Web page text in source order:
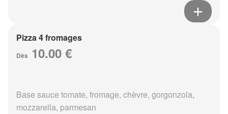
Pizza 4 fromages
Dès 10.00 €
Base sauce tomate, fromage, chèvre, gorgonzola,
mozzarella, parmesan